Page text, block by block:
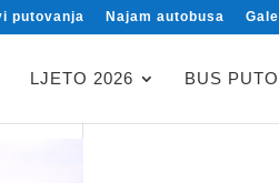
putovanja Najam autobusa
LJETO 2026 BUS